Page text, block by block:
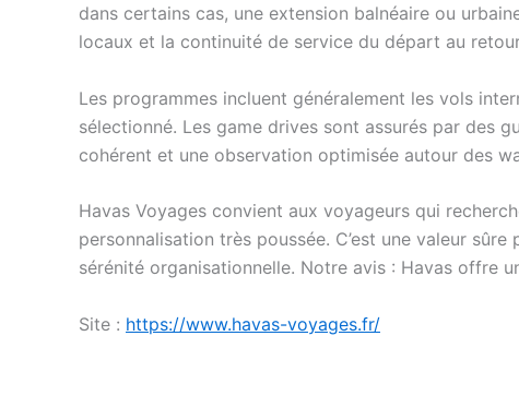
dans certains cas, une extension balnéaire ou
locaux et la continuité de service du départ au
Les programmes incluent généralement les vols
sélectionné. Les game drives sont assurés par des
cohérent et une observation optimisée autour des
Havas Voyages convient aux voyageurs qui
personnalisation très poussée. C’est une valeur
sérénité organisationnelle. Notre avis : Havas offre
Site : https://www.havas-voyages.fr/